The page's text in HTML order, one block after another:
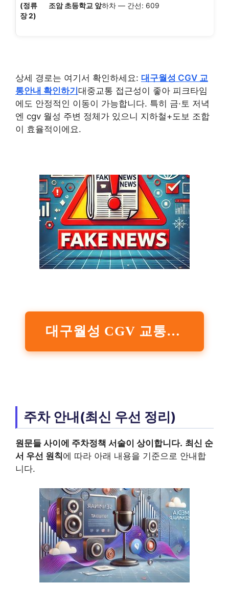
(정류
장 2)
조암 초등학교 앞하차 — 간선: 609
상세 경로는 여기서 확인하세요: 대구월성 CGV 교
통안내 확인하기대중교통 접근성이 좋아 피크타임
에도 안정적인 이동이 가능합니다. 특히 금·토 저녁
엔 cgv 월성 주변 정체가 있으니 지하철+도보 조합
이 효율적이에요.
대구월성 CGV 교통안내 확인하기
주차 안내(최신 우선 정리)
원문들 사이에 주차정책 서술이 상이합니다. 최신 순
서 우선 원칙에 따라 아래 내용을 기준으로 안내합
니다.